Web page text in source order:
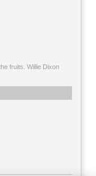
fruits. Willie Dixon